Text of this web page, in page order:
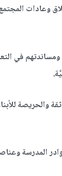
وعادات المجتمع
ومساندتهم في
والحريصة
المدرسة